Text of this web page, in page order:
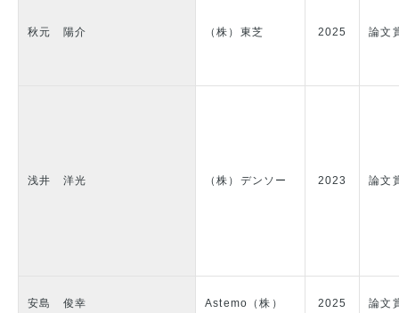
秋元 陽介 （株）東芝 2025 論文
浅井 洋光 （株）デンソー 2023 論文
安島 俊幸 Astemo（株） 2025 論文